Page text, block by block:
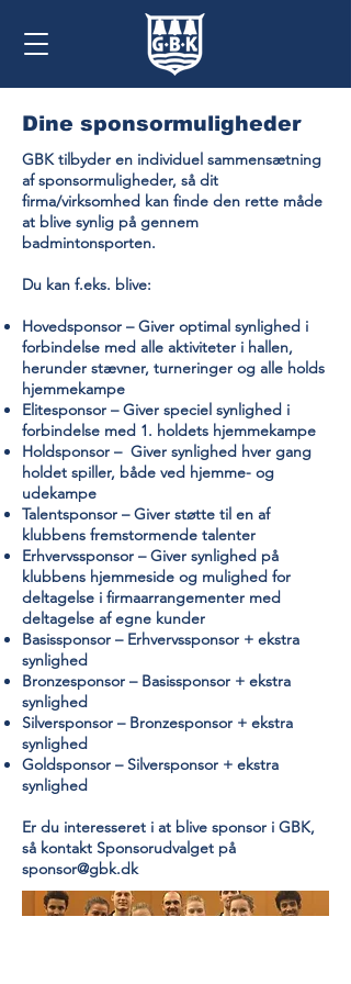
Dine sponsormuligheder
GBK tilbyder en individuel sammensætning
af sponsormuligheder, så dit
firma/virksomhed kan finde den rette måde
at blive synlig på gennem
badmintonsporten.
Du kan f.eks. blive:
Hovedsponsor – Giver optimal synlighed i
forbindelse med alle aktiviteter i hallen,
herunder stævner, turneringer og alle holds
hjemmekampe
Elitesponsor – Giver speciel synlighed i
forbindelse med 1. holdets hjemmekampe
Holdsponsor – Giver synlighed hver gang
holdet spiller, både ved hjemme- og
udekampe
Talentsponsor – Giver støtte til en af
klubbens fremstormende talenter
Erhvervssponsor – Giver synlighed på
klubbens hjemmeside og mulighed for
deltagelse i firmaarrangementer med
deltagelse af egne kunder
Basissponsor – Erhvervssponsor + ekstra
synlighed
Bronzesponsor – Basissponsor + ekstra
synlighed
Silversponsor – Bronzesponsor + ekstra
synlighed
Goldsponsor – Silversponsor + ekstra
synlighed
Er du interesseret i at blive sponsor i GBK,
så kontakt Sponsorudvalget på
sponsor@gbk.dk